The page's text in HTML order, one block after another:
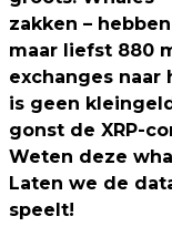
zakken –
maar liefst 880
exchanges naar
is geen
gonst de XRP-
Weten deze
Laten we de
speelt!